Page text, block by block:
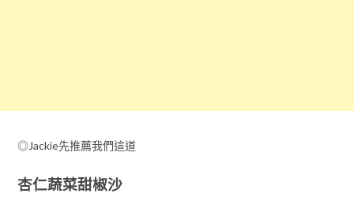
◎Jackie先推薦我們這道
杏仁蔬菜甜椒沙